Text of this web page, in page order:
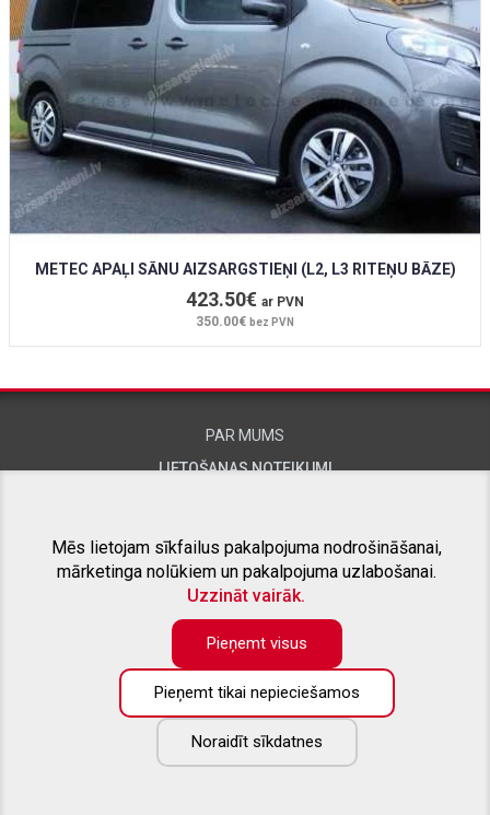
METEC APAĻI SĀNU AIZSARGSTIEŅI (L2, L3 RITEŅU BĀZE)
423.50€ ar PVN
350.00€ bez PVN
PAR MUMS
LIETOŠANAS NOTEIKUMI
SAISTĪTIE PROJEKTI
KONTAKTTĀLRUNIS:
+371 26415309
E-PASTS:
info@aizsargstieni.lv
Mēs lietojam sīkfailus pakalpojuma nodrošināšanai,
mārketinga nolūkiem un pakalpojuma uzlabošanai.
Uzzināt vairāk.
Pieņemt visus
Pieņemt tikai nepieciešamos
Noraidīt sīkdatnes